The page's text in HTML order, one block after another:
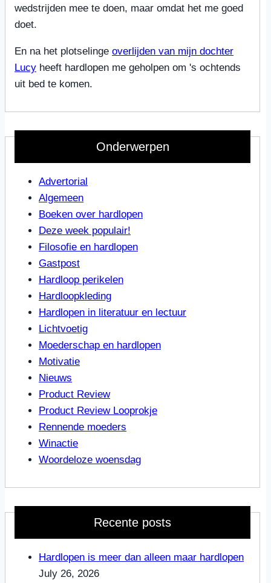
wedstrijden mee te doen, maar omdat het me goed
doet.
En na het plotselinge overlijden van mijn dochter
Lucy heeft hardlopen me geholpen om 's ochtends
uit bed te komen.
Onderwerpen
Advertorial
Algemeen
Boeken over hardlopen
Deze week populair!
Filosofie en hardlopen
Gastpost
Hardloop perikelen
Hardloopkleding
Hardlopen in literatuur en lectuur
Lichtvoetig
Moederschap en hardlopen
Motivatie
Nieuws
Product Review
Product Review Looprokje
Rennende moeders
Winactie
Woordeloze woensdag
Recente posts
Hardlopen is meer dan alleen maar hardlopen
July 26, 2026